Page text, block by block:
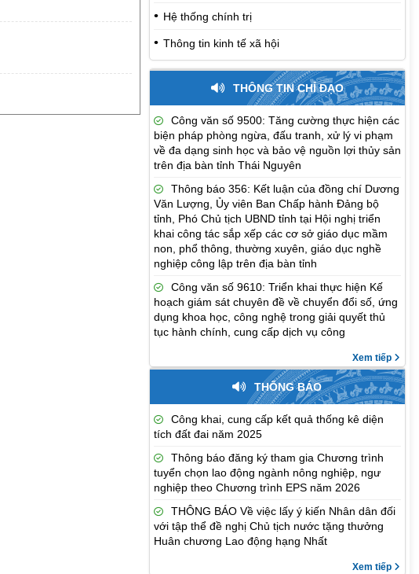
Hệ thống chính trị
Thông tin kinh tế xã hội
THÔNG TIN CHỈ ĐẠO
Công văn số 9500: Tăng cường thực hiện các
biện pháp phòng ngừa, đấu tranh, xử lý vi phạm
về đa dạng sinh học và bảo vệ nguồn lợi thủy sản
trên địa bàn tỉnh Thái Nguyên
Thông báo 356: Kết luận của đồng chí Dương
Văn Lượng, Ủy viên Ban Chấp hành Đảng bộ
tỉnh, Phó Chủ tịch UBND tỉnh tại Hội nghị triển
khai công tác sắp xếp các cơ sở giáo dục mầm
non, phổ thông, thường xuyên, giáo dục nghề
nghiệp công lập trên địa bàn tỉnh
Công văn số 9610: Triển khai thực hiện Kế
hoạch giám sát chuyên đề về chuyển đổi số, ứng
dụng khoa học, công nghệ trong giải quyết thủ
tục hành chính, cung cấp dịch vụ công
Xem tiếp
THÔNG BÁO
Công khai, cung cấp kết quả thống kê diện
tích đất đai năm 2025
Thông báo đăng ký tham gia Chương trình
tuyển chọn lao động ngành nông nghiệp, ngư
nghiệp theo Chương trình EPS năm 2026
THÔNG BÁO Về việc lấy ý kiến Nhân dân đối
với tập thể đề nghị Chủ tịch nước tặng thưởng
Huân chương Lao động hạng Nhất
Xem tiếp